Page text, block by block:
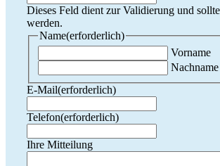
Dieses Feld dient zur Validierung und
werden.
Name(erforderlich)
Vorname
Nachname
E-Mail(erforderlich)
Telefon(erforderlich)
Ihre Mitteilung